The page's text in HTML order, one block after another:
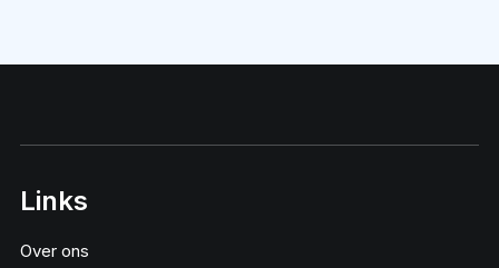
Links
Over ons